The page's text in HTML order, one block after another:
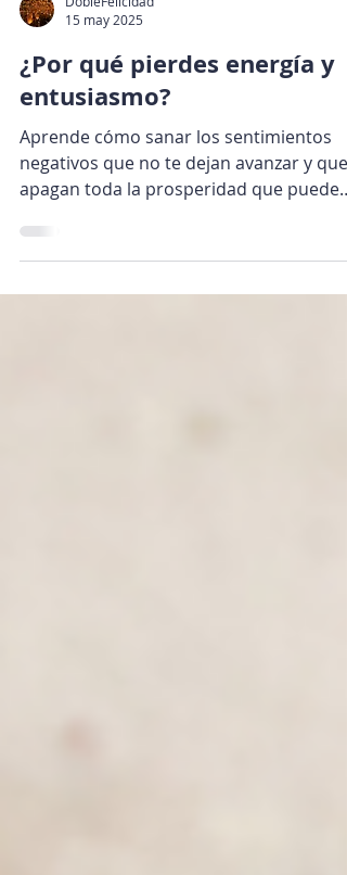
15 may 2025
¿Por qué pierdes energía y
entusiasmo?
Aprende cómo sanar los sentimientos
apagan toda la prosperidad que puede
llegar a ti